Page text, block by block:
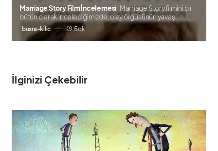
Marriage Story Film İncelemesi Marriage Story filmini bir
bütün olarak incelediğimizde, olay örgüsünün yavaş
busra-kilic 5 dk
İlginizi Çekebilir